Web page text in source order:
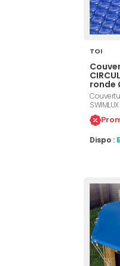
TOI
ronde
diamètre
des
Dispo :